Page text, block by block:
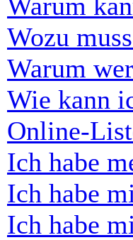
Wozu
Warum
Wie kann
Online-
Ich habe
Ich habe
Ich habe